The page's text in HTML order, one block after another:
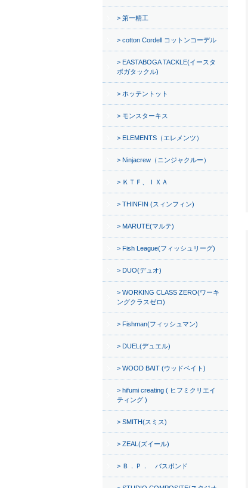
第一精工
cotton Cordell コットンコーデル
EASTABOGA TACKLE(イースタ
ボガタックル)
ホッテントット
モンスターキス
ELEMENTS（エレメンツ）
Ninjacrew（ニンジャクルー）
ＫＴＦ、ＩＸＡ
THINFIN (スィンフィン)
MARUTE(マルテ)
Fish League(フィッシュリーグ)
DUO(デュオ)
WORKING CLASS ZERO(ワーキ
ングクラスゼロ)
Fishman(フィッシュマン)
DUEL(デュエル)
WOOD BAIT (ウッドベイト)
hifumi creating ( ヒフミクリエイ
ティング )
SMITH(スミス)
ZEAL(ズイール)
Ｂ．Ｐ． バスポンド